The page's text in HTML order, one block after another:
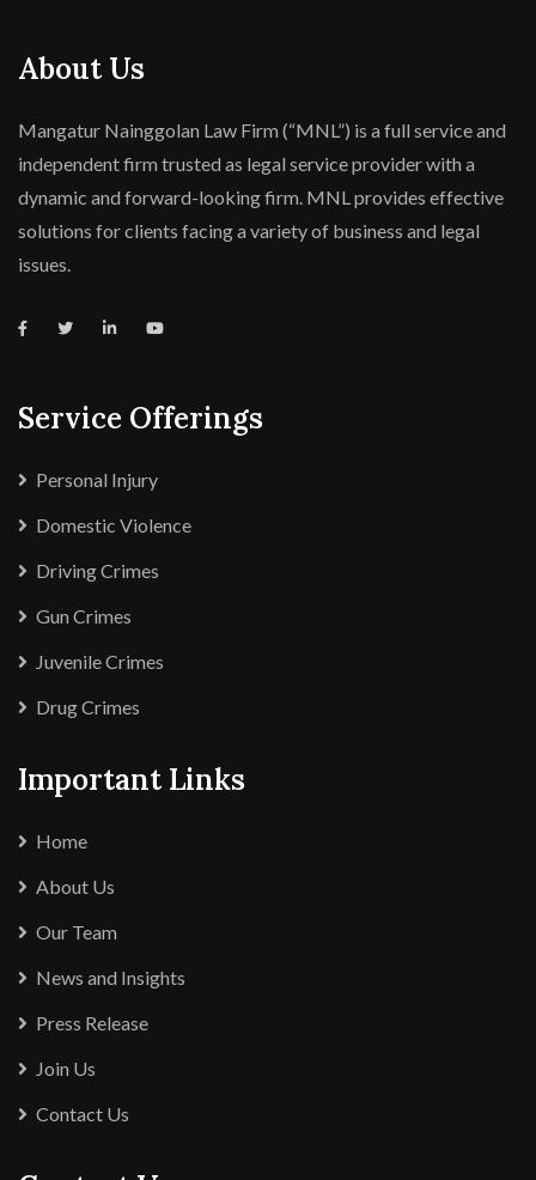
About Us
Mangatur Nainggolan Law Firm (“MNL”) is a full service and
independent firm trusted as legal service provider with a
dynamic and forward-looking firm. MNL provides effective
solutions for clients facing a variety of business and legal
issues.
Service Offerings
Personal Injury
Domestic Violence
Driving Crimes
Gun Crimes
Juvenile Crimes
Drug Crimes
Important Links
Home
About Us
Our Team
News and Insights
Press Release
Join Us
Contact Us